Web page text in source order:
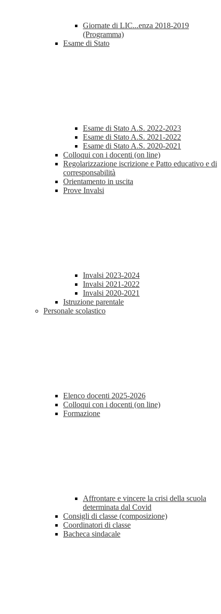
Giornate di LIC...enza 2018-2019
(Programma)
Esame di Stato
Esame di Stato A.S. 2022-2023
Esame di Stato A.S. 2021-2022
Esame di Stato A.S. 2020-2021
Colloqui con i docenti (on line)
Regolarizzazione iscrizione e Patto educativo e di
corresponsabilità
Orientamento in uscita
Prove Invalsi
Invalsi 2023-2024
Invalsi 2021-2022
Invalsi 2020-2021
Istruzione parentale
Personale scolastico
Elenco docenti 2025-2026
Colloqui con i docenti (on line)
Formazione
Affrontare e vincere la crisi della scuola
determinata dal Covid
Consigli di classe (composizione)
Coordinatori di classe
Bacheca sindacale